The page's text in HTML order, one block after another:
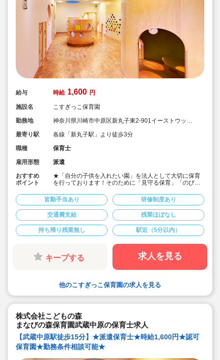
給与 時給 1,600 円
施設名
こすぎっこ保育園
勤務地
神奈川県川崎市中原区新丸子東2-901イーストウッド
最寄り駅
各線「新丸子駅」より徒歩3分
職種
保育士
雇用形態
派遣
おすすめ
ポイント
★「自分の子供を入れたい園」を法人として大切に保育
を行っております！そのために「見守る保育」「のびの
す♪
★保育士専任のコンサルタントがあなたの派遣就業を安
心サポートいたします
★新丸子駅より徒歩3分の定員30名の認可保育園！
★時給1,600円の求人です！
★勤務条件等相談可能です！
キララサポートで派遣就業する3つのメリット
・求人提案から就業後のサポートまで専任コンサルタン
トが細やかに対応します
・手当や福利厚生については当社独自のサービスもご用
ったサポートに定評があります
皆勤手当あり 研修制度あり
交通費支給 残業ほぼなし
持ち帰り残業無し 駅近（5分以内）
キープする 求人を見る
他のこすぎっこ保育園の求人を見る
株式会社こどもの森
まなびの森保育園武蔵中原の保育士求人
【武蔵中原駅徒歩15分】★派遣保育士★時給1,600円★認可
保育園★勤務条件相談可能★